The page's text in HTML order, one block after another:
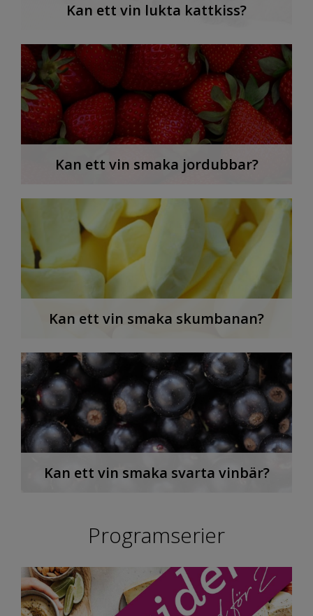
Kan ett vin lukta kattkiss?
Kan ett vin smaka jordubbar?
Kan ett vin smaka skumbanan?
Kan ett vin smaka svarta vinbär?
Programserier